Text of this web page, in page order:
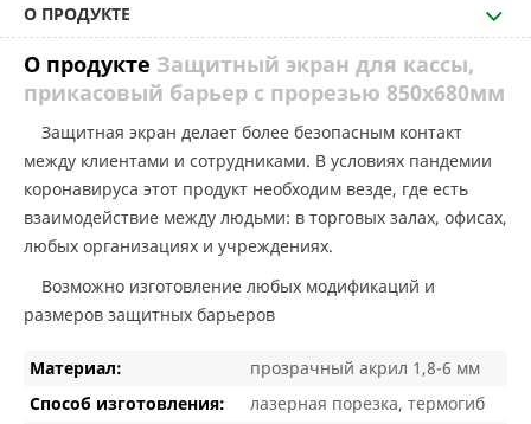
О ПРОДУКТЕ
О продукте Защитный экран для кассы,
прикасовый барьер с прорезью 850х680мм
Защитная экран делает более безопасным контакт
между клиентами и сотрудниками. В условиях пандемии
коронавируса этот продукт необходим везде, где есть
взаимодействие между людьми: в торговых залах, офисах,
любых организациях и учреждениях.
Возможно изготовление любых модификаций и
размеров защитных барьеров
Материал:
прозрачный акрил 1,8-6 мм
Способ изготовления:
лазерная порезка, термогиб